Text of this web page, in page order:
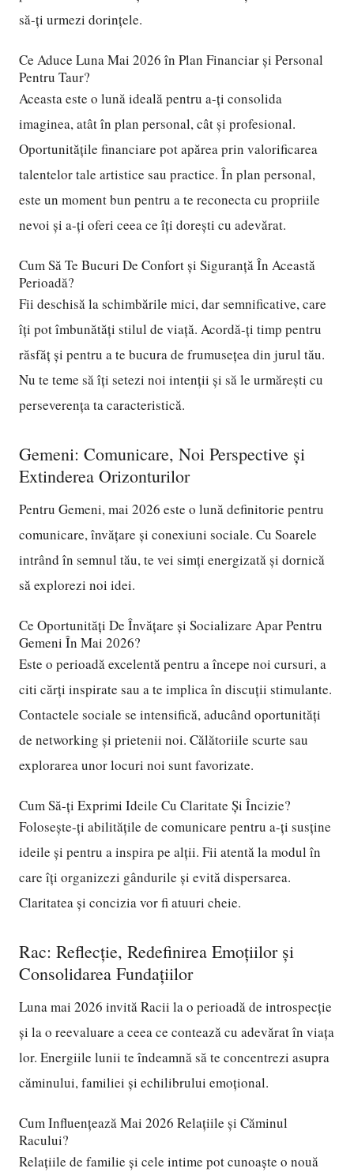
să-ți urmezi dorințele.
Ce Aduce Luna Mai 2026 în Plan Financiar și Personal
Pentru Taur?
Aceasta este o lună ideală pentru a-ți consolida
imaginea, atât în plan personal, cât și profesional.
Oportunitățile financiare pot apărea prin valorificarea
talentelor tale artistice sau practice. În plan personal,
este un moment bun pentru a te reconecta cu propriile
nevoi și a-ți oferi ceea ce îți dorești cu adevărat.
Cum Să Te Bucuri De Confort și Siguranță În Această
Perioadă?
Fii deschisă la schimbările mici, dar semnificative, care
îți pot îmbunătăți stilul de viață. Acordă-ți timp pentru
răsfăț și pentru a te bucura de frumusețea din jurul tău.
Nu te teme să îți setezi noi intenții și să le urmărești cu
perseverența ta caracteristică.
Gemeni: Comunicare, Noi Perspective și
Extinderea Orizonturilor
Pentru Gemeni, mai 2026 este o lună definitorie pentru
comunicare, învățare și conexiuni sociale. Cu Soarele
intrând în semnul tău, te vei simți energizată și dornică
să explorezi noi idei.
Ce Oportunități De Învățare și Socializare Apar Pentru
Gemeni În Mai 2026?
Este o perioadă excelentă pentru a începe noi cursuri, a
citi cărți inspirate sau a te implica în discuții stimulante.
Contactele sociale se intensifică, aducând oportunități
de networking și prietenii noi. Călătoriile scurte sau
explorarea unor locuri noi sunt favorizate.
Cum Să-ți Exprimi Ideile Cu Claritate Și Încizie?
Folosește-ți abilitățile de comunicare pentru a-ți susține
ideile și pentru a inspira pe alții. Fii atentă la modul în
care îți organizezi gândurile și evită dispersarea.
Claritatea și concizia vor fi atuuri cheie.
Rac: Reflecție, Redefinirea Emoțiilor și
Consolidarea Fundațiilor
Luna mai 2026 invită Racii la o perioadă de introspecție
și la o reevaluare a ceea ce contează cu adevărat în viața
lor. Energiile lunii te îndeamnă să te concentrezi asupra
căminului, familiei și echilibrului emoțional.
Cum Influențează Mai 2026 Relațiile și Căminul
Racului?
Relațiile de familie și cele intime pot cunoaște o nouă